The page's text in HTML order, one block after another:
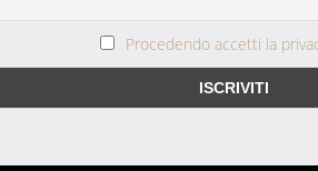
Procedendo accetti la